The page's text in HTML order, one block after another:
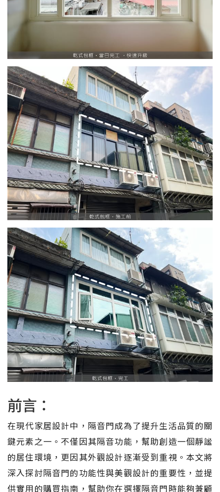
前言：
在現代家居設計中，隔音門成為了提升生活品質的關
鍵元素之一。不僅因其隔音功能，幫助創造一個靜謐
的居住環境，更因其外觀設計逐漸受到重視。本文將
深入探討隔音門的功能性與美觀設計的重要性，並提
供實用的購買指南，幫助你在選擇隔音門時能夠兼顧